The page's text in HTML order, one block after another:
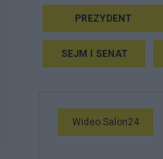
PREZYDENT
SEJM I SENAT
Wideo Salon24